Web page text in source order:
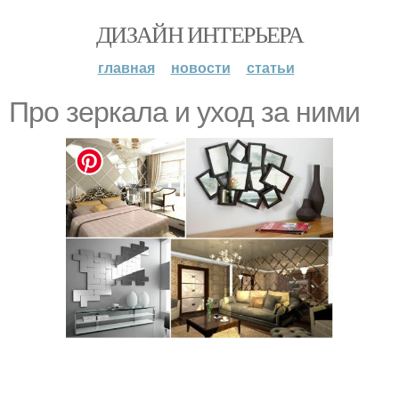
ДИЗАЙН ИНТЕРЬЕРА
главная новости статьи
Про зеркала и уход за ними